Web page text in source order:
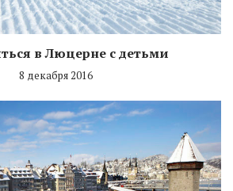
в Люцерне с детьми
8 декабря 2016